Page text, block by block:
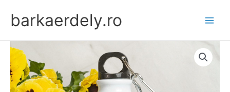
contentbarkaerdely.ro